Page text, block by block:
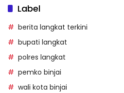
Label
berita langkat terkini
bupati langkat
polres langkat
pemko binjai
wali kota binjai